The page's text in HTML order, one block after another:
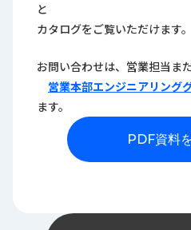
と
カタログをご覧いただけます。
お問い合わせは、営業担当ま
営業本部エンジニアリング
ます。
PDF資料